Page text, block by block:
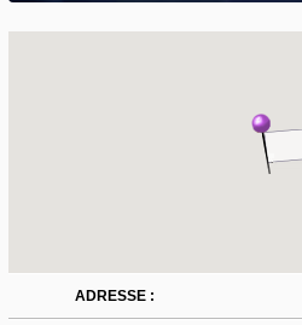
ADRESSE :